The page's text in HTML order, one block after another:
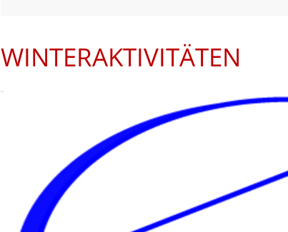
WINTERAKTIVITÄTEN